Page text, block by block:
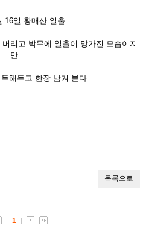
16일 황매산 일출
리고 박무에 일출이 망가진 모습이지
만
해두고 한장 남겨 본다